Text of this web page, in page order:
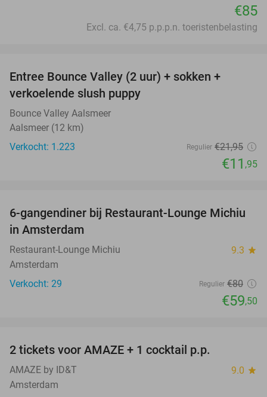
€85
Excl. ca. €4,75 p.p.p.n. toeristenbelasting
Entree Bounce Valley (2 uur) + sokken +
verkoelende slush puppy
Bounce Valley Aalsmeer
Aalsmeer (12 km)
Verkocht: 1.223
Regulier €21,95
€11 ,95
26%
6-gangendiner bij Restaurant-Lounge Michiu
in Amsterdam
Restaurant-Lounge Michiu 9.3 star
Amsterdam
Verkocht: 29
Regulier €80
€59,50
2 tickets voor AMAZE + 1 cocktail p.p.
AMAZE by ID&T 9.0 star
Amsterdam